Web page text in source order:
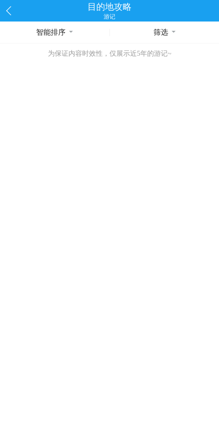
目的地攻略
游记
智能排序 筛选
为保证内容时效性，仅展示近5年的游记~